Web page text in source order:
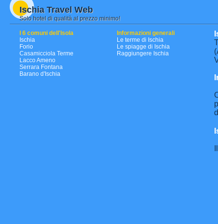
Ischia Travel Web
Solo hotel di qualità al prezzo minimo!
I 6 comuni dell'Isola
Ischia
Forio
Casamicciola Terme
Lacco Ameno
Serrara Fontana
Barano d'Ischia
Informazioni generali
Le terme di Ischia
Le spiagge di Ischia
Raggiungere Ischia